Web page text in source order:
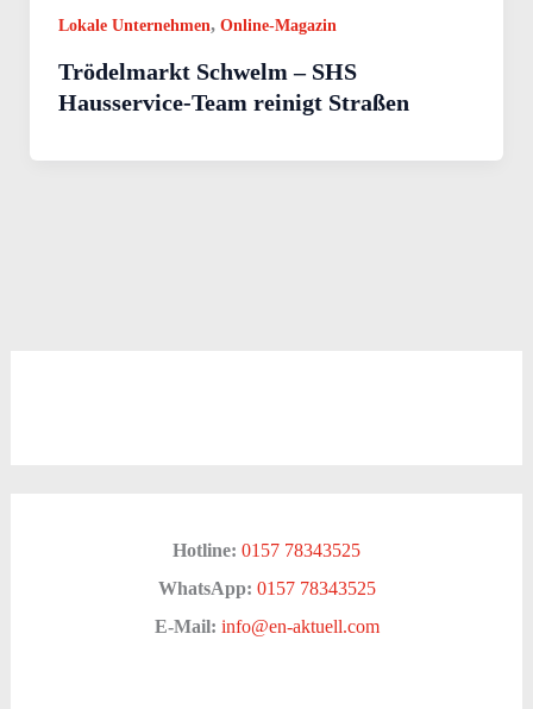
Lokale Unternehmen, Online-Magazin
Trödelmarkt Schwelm – SHS
Hausservice-Team reinigt Straßen
Hotline: 0157 78343525
WhatsApp: 0157 78343525
E-Mail: info@en-aktuell.com